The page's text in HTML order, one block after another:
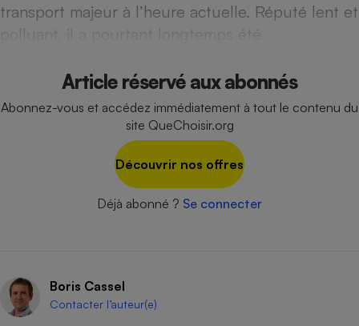
transport majeur à l’heure actuelle. Réputé lent et
polluant, il a pourtant longtemps été
Article réservé aux abonnés
Abonnez-vous et accédez immédiatement à tout le contenu du
site QueChoisir.org
Découvrir nos offres
Déjà abonné ? Se connecter
Boris Cassel
Contacter l’auteur(e)
Robot ménager